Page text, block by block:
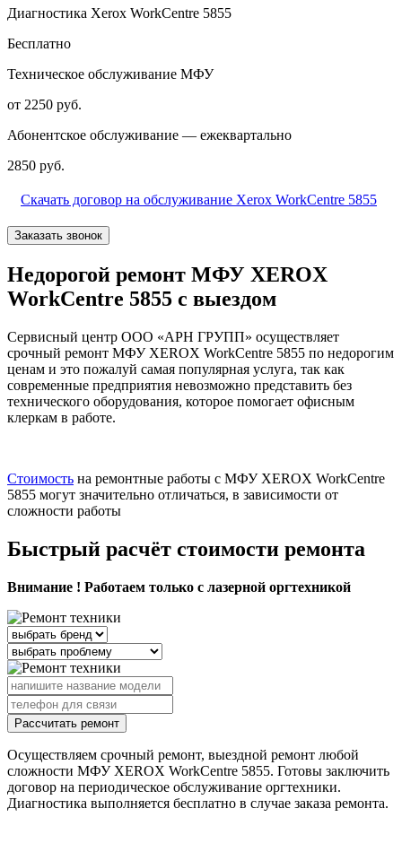
Диагностика Xerox WorkCentre 5855
Бесплатно
Техническое обслуживание МФУ
от 2250 руб.
Абонентское обслуживание — ежеквартально
2850 руб.
Скачать договор на обслуживание Xerox WorkCentre 5855
Заказать звонок
Недорогой ремонт МФУ XEROX
WorkCentre 5855 с выездом
Сервисный центр ООО «АРН ГРУПП» осуществляет
срочный ремонт МФУ XEROX WorkCentre 5855 по недорогим
ценам и это пожалуй самая популярная услуга, так как
современные предприятия невозможно представить без
технического оборудования, которое помогает офисным
клеркам в работе.
Стоимость на ремонтные работы с МФУ XEROX WorkCentre
5855 могут значительно отличаться, в зависимости от
сложности работы
Быстрый расчёт стоимости ремонта
Внимание ! Работаем только с лазерной оргтехникой
Рассчитать ремонт
Осуществляем срочный ремонт, выездной ремонт любой
сложности МФУ XEROX WorkCentre 5855. Готовы заключить
договор на периодическое обслуживание оргтехники.
Диагностика выполняется бесплатно в случае заказа ремонта.